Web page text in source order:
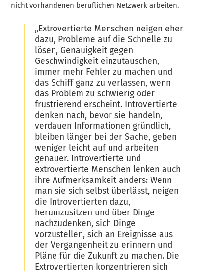
nicht vorhandenen beruflichen Netzwerk arbeiten.
„Extrovertierte Menschen neigen eher
dazu, Probleme auf die Schnelle zu
lösen, Genauigkeit gegen
Geschwindigkeit einzutauschen,
immer mehr Fehler zu machen und
das Schiff ganz zu verlassen, wenn
das Problem zu schwierig oder
frustrierend erscheint. Introvertierte
denken nach, bevor sie handeln,
verdauen Informationen gründlich,
bleiben länger bei der Sache, geben
weniger leicht auf und arbeiten
genauer. Introvertierte und
extrovertierte Menschen lenken auch
ihre Aufmerksamkeit anders: Wenn
man sie sich selbst überlässt, neigen
die Introvertierten dazu,
herumzusitzen und über Dinge
nachzudenken, sich Dinge
vorzustellen, sich an Ereignisse aus
der Vergangenheit zu erinnern und
Pläne für die Zukunft zu machen. Die
Extrovertierten konzentrieren sich